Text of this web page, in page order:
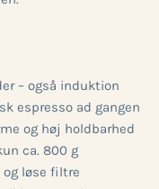
– også induktion
espresso ad gangen
og høj holdbarhed
ca. 800 g
og løse filtre